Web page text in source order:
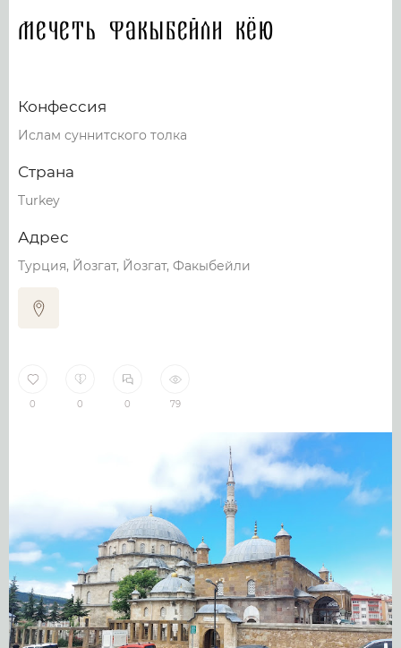
Мечеть Факыбейли Кёю
Конфессия
Ислам суннитского толка
Страна
Turkey
Адрес
Турция, Йозгат, Йозгат, Факыбейли
0 0 0 79